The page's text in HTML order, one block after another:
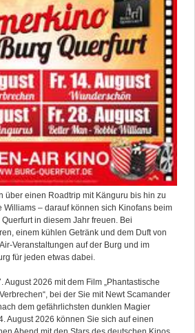
über einen Roadtrip mit Känguru bis hin zu
– darauf können sich Kinofans beim
in diesem Jahr freuen. Bei
einem kühlen Getränk und dem Duft von
Veranstaltungen auf der Burg und im
für jeden etwas dabei.
August 2026 mit dem Film „Phantastische
bei der Sie mit Newt Scamander
dem gefährlichsten dunklen Magier
August 2026 können Sie sich auf einen